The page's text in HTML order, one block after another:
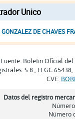
Unico
DE CHAVES
Fuente: Boletín Oficial
S 8 , H GC
CVE:
Datos del registro
Número